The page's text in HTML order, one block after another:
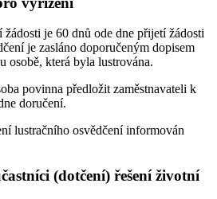
je 60 dnů ode dne přijetí žádosti
je zasláno doporučeným dopisem
osobě, která byla lustrována.
povinna předložit zaměstnavateli k
doručení.
lustračního osvědčení informován
(dotčení) řešení životní